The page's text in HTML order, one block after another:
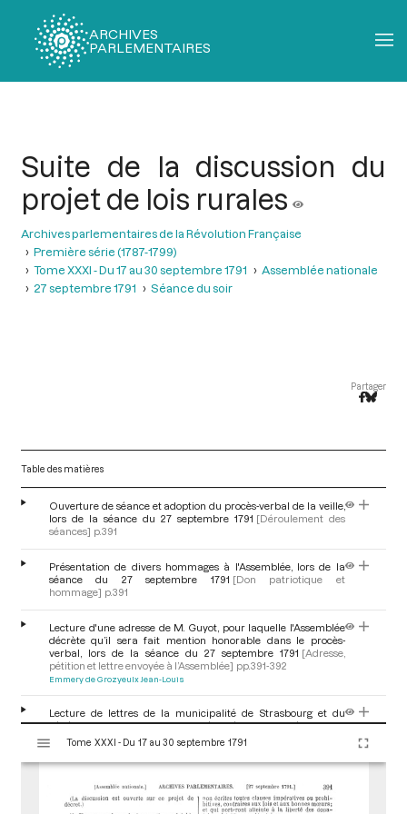
ARCHIVES
PARLEMENTAIRES
Suite de la discussion du
projet de lois rurales
Archives parlementaires de la Révolution Française
Première série (1787-1799)
Tome XXXI - Du 17 au 30 septembre 1791
Assemblée nationale
27 septembre 1791
Séance du soir
Partager
Table des matières
Ouverture de séance et adoption du procès-verbal de la veille,
lors de la séance du 27 septembre 1791 [Déroulement des
séances] p.391
Présentation de divers hommages à l'Assemblée, lors de la
séance du 27 septembre 1791 [Don patriotique et
hommage] p.391
Lecture d'une adresse de M. Guyot, pour laquelle l'Assemblée
décrète qu’il sera fait mention honorable dans le procès-
verbal, lors de la séance du 27 septembre 1791 [Adresse,
pétition et lettre envoyée à l’Assemblée] pp.391-392
Emmery de Grozyeulx Jean-Louis
Lecture de lettres de la municipalité de Strasbourg et du
général Luckner, relatives à l'état de révolte et
d'insubordination de la troupe composant la garnison de
Strasbourg, lors de la séance du 27 septembre
1791 [Lettre] p.392
Discussion relative au problème posé par la réception des
s
Tome XXXI - Du 17 au 30 septembre 1791